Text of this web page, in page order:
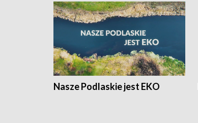
Nasze Podlaskie jest EKO